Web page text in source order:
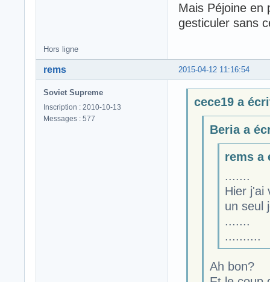
Mais Péjoine en
gesticuler sans
Hors ligne
2015-04-12 11:16:54
rems
Soviet Supreme
Inscription : 2010-10-13
Messages : 577
cece19 a
Beria a
rems a
.......
Hier j'ai
un seul
.......
..........
Ah bon?